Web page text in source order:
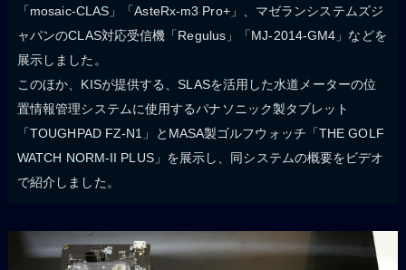
「mosaic-CLAS」「AsteRx-m3 Pro+」、マゼランシステムズジ
ャパンのCLAS対応受信機「Regulus」「MJ-2014-GM4」などを
展示しました。
このほか、KISが提供する、SLASを活用した水道メーターの位
置情報管理システムに使用するパナソニック製タブレット
「TOUGHPAD FZ-N1」とMASA製ゴルフウォッチ「THE GOLF
WATCH NORM-II PLUS」を展示し、同システムの概要をビデオ
で紹介しました。